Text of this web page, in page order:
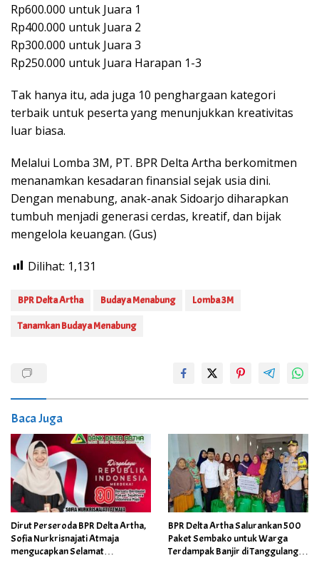
Rp600.000 untuk Juara 1
Rp400.000 untuk Juara 2
Rp300.000 untuk Juara 3
Rp250.000 untuk Juara Harapan 1-3
Tak hanya itu, ada juga 10 penghargaan kategori
terbaik untuk peserta yang menunjukkan kreativitas
luar biasa.
Melalui Lomba 3M, PT. BPR Delta Artha berkomitmen
menanamkan kesadaran finansial sejak usia dini.
Dengan menabung, anak-anak Sidoarjo diharapkan
tumbuh menjadi generasi cerdas, kreatif, dan bijak
mengelola keuangan. (Gus)
Dilihat: 1,131
BPR Delta Artha Budaya Menabung Lomba 3M
Tanamkan Budaya Menabung
Baca Juga
Dirut Perseroda BPR Delta Artha,
Sofia Nurkrisnajati Atmaja
mengucapkan Selamat
BPR Delta Artha Salurankan 500
Paket Sembako untuk Warga
Terdampak Banjir di Tanggulangin